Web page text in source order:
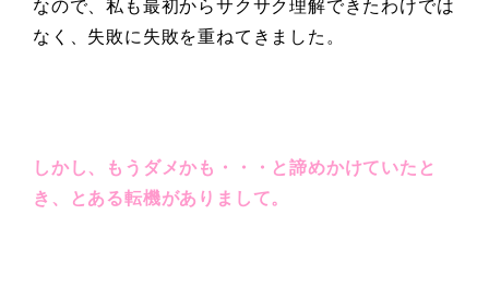
なので、私も最初からサクサク理解できたわけでは
なく、失敗に失敗を重ねてきました。
しかし、もうダメかも・・・と諦めかけていたと
き、とある転機がありまして。